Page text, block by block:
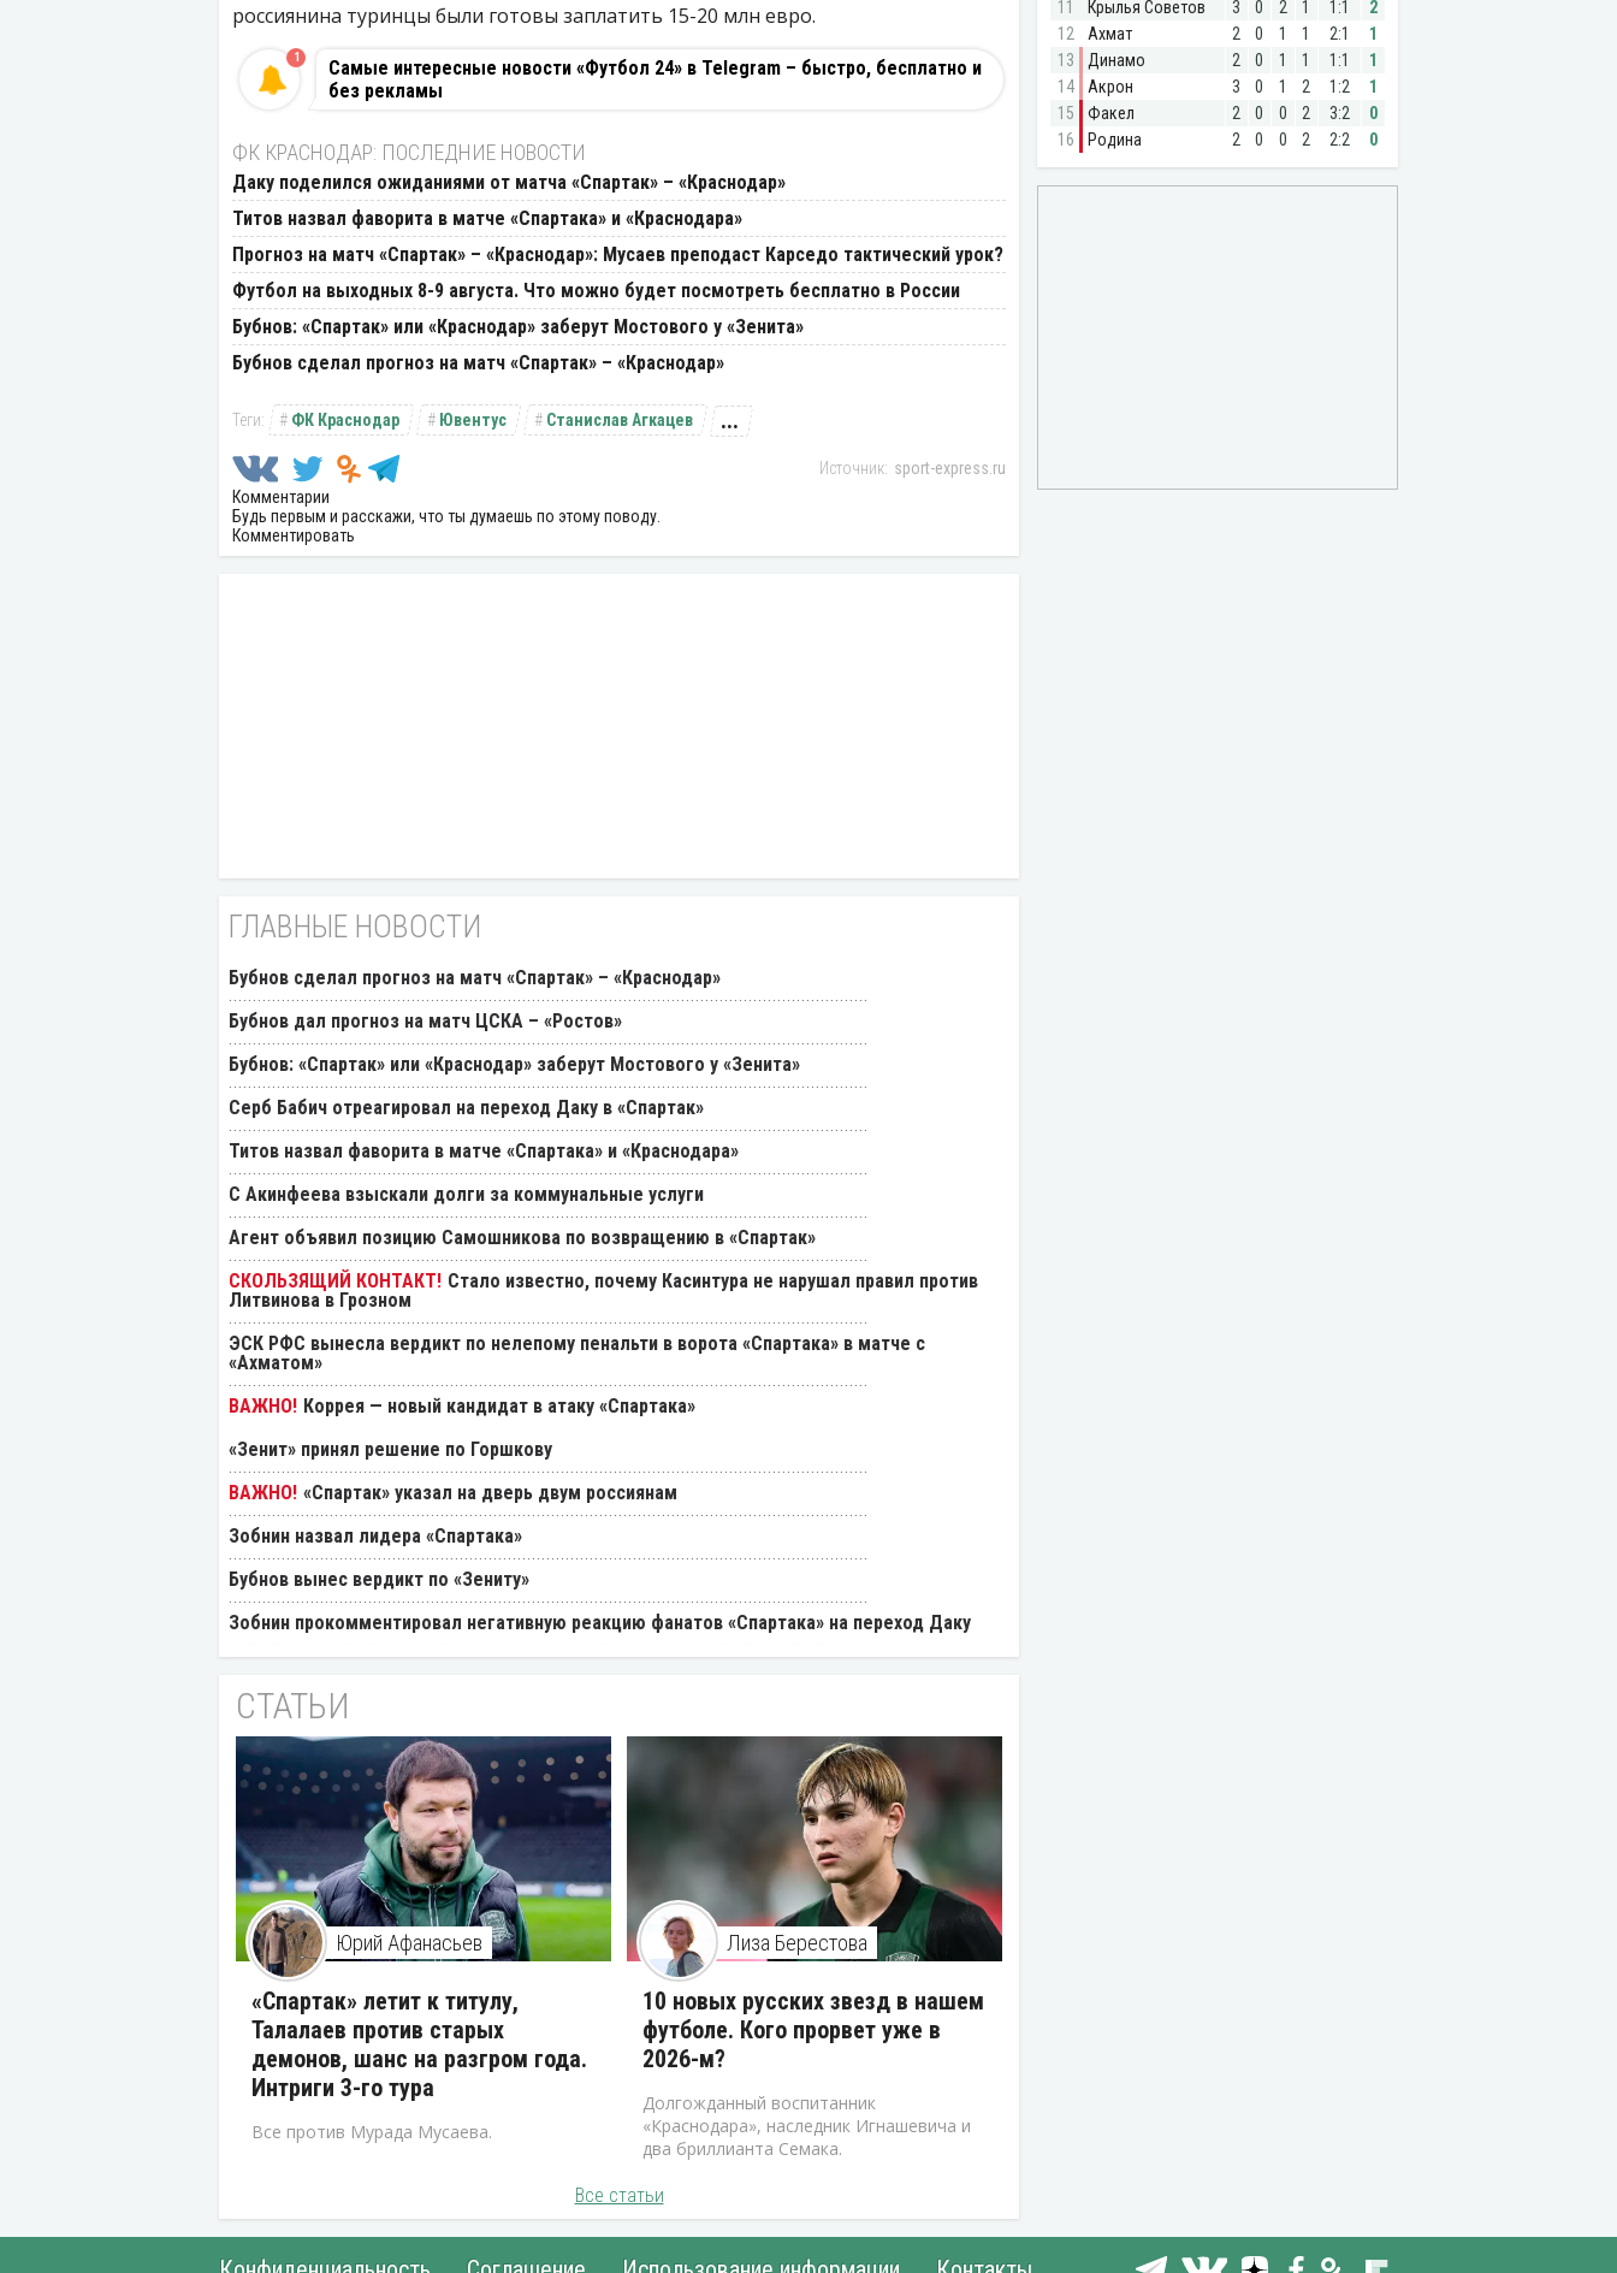
россиянина туринцы были готовы заплатить 15-20 млн евро.
Самые интересные новости «Футбол 24» в Telegram – быстро, бесплатно и
без рекламы
1
ФК КРАСНОДАР: ПОСЛЕДНИЕ НОВОСТИ
Даку поделился ожиданиями от матча «Спартак» – «Краснодар»
Титов назвал фаворита в матче «Спартака» и «Краснодара»
Прогноз на матч «Спартак» – «Краснодар»: Мусаев преподаст Карседо тактический урок?
Футбол на выходных 8-9 августа. Что можно будет посмотреть бесплатно в России
Бубнов: «Спартак» или «Краснодар» заберут Мостового у «Зенита»
Бубнов сделал прогноз на матч «Спартак» – «Краснодар»
ФК Краснодар Ювентус Станислав Агкацев ...
sport-express.ru
Комментарии
Будь первым и расскажи, что ты думаешь по этому поводу.
Комментировать
ГЛАВНЫЕ НОВОСТИ
Бубнов сделал прогноз на матч «Спартак» – «Краснодар»
Бубнов дал прогноз на матч ЦСКА – «Ростов»
Бубнов: «Спартак» или «Краснодар» заберут Мостового у «Зенита»
Серб Бабич отреагировал на переход Даку в «Спартак»
Титов назвал фаворита в матче «Спартака» и «Краснодара»
С Акинфеева взыскали долги за коммунальные услуги
Агент объявил позицию Самошникова по возвращению в «Спартак»
Стало известно, почему Касинтура не нарушал правил против
Литвинова в Грозном
ЭСК РФС вынесла вердикт по нелепому пенальти в ворота «Спартака» в матче с
«Ахматом»
Коррея — новый кандидат в атаку «Спартака»
«Зенит» принял решение по Горшкову
«Спартак» указал на дверь двум россиянам
Зобнин назвал лидера «Спартака»
Бубнов вынес вердикт по «Зениту»
Зобнин прокомментировал негативную реакцию фанатов «Спартака» на переход Даку
СТАТЬИ
Юрий Афанасьев
«Спартак» летит к титулу,
Талалаев против старых
демонов, шанс на разгром года.
Интриги 3-го тура
Все против Мурада Мусаева.
Лиза Берестова
10 новых русских звезд в нашем
футболе. Кого прорвет уже в
2026-м?
Долгожданный воспитанник
«Краснодара», наследник Игнашевича и
два бриллианта Семака.
Все статьи